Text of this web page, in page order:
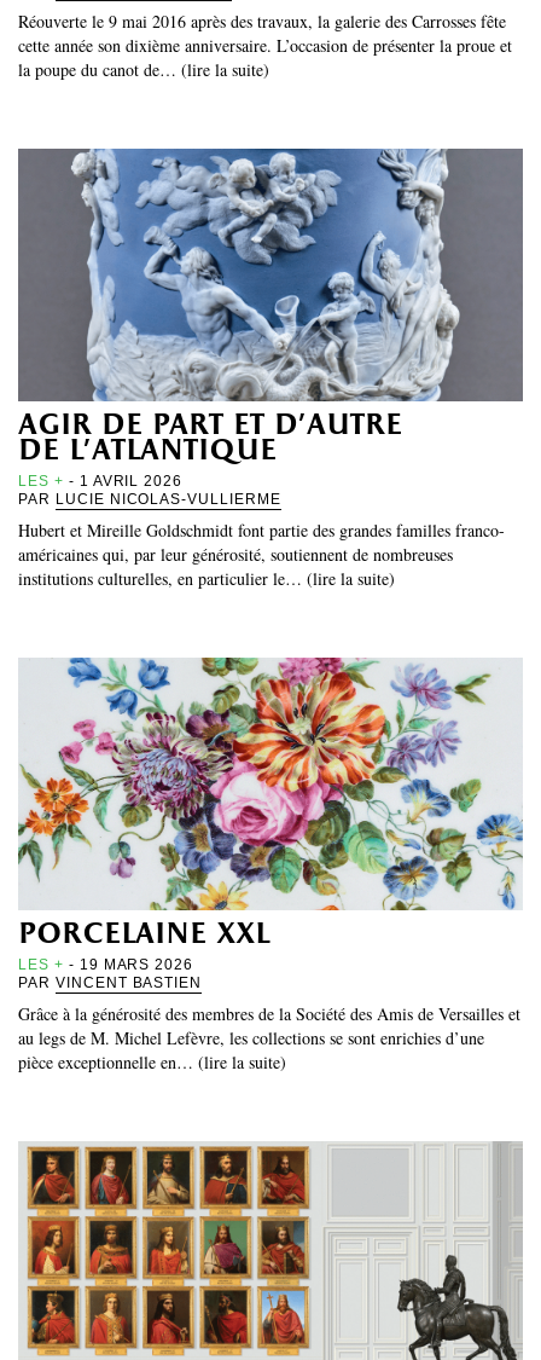
Réouverte le 9 mai 2016 après des travaux, la galerie des Carrosses fête
cette année son dixième anniversaire. L’occasion de présenter la proue et
la poupe du canot de… (lire la suite)
agir de part et d’autre
de l’atlantique
LES + - 1 AVRIL 2026
PAR LUCIE NICOLAS-VULLIERME
Hubert et Mireille Goldschmidt font partie des grandes familles franco-
américaines qui, par leur générosité, soutiennent de nombreuses
institutions culturelles, en particulier le… (lire la suite)
porcelaine xxl
LES + - 19 MARS 2026
PAR VINCENT BASTIEN
Grâce à la générosité des membres de la Société des Amis de Versailles et
au legs de M. Michel Lefèvre, les collections se sont enrichies d’une
pièce exceptionnelle en… (lire la suite)